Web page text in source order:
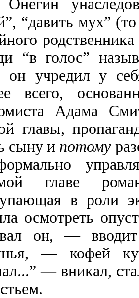
Онегин
“давить мух”
“в голос”
он учредил у
всего,
Адама
главы,
сыну и потому
главе
в роли
осмотреть
он, —
— кофей
— вникал,